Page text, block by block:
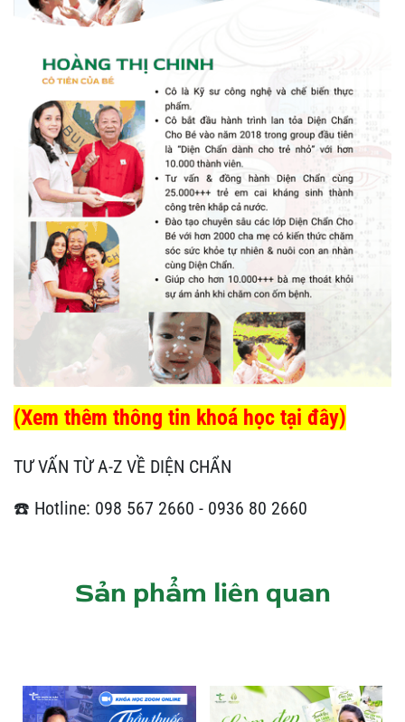
(Xem thêm thông tin khoá học tại đây)
TƯ VẤN TỪ A-Z VỀ DIỆN CHẨN
☎️ Hotline: 098 567 2660 - 0936 80 2660
Sản phẩm liên quan